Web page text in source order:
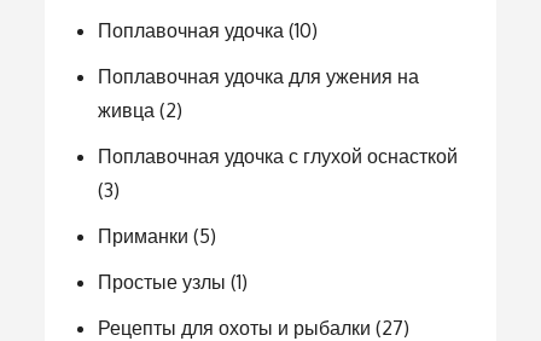
Поплавочная удочка (10)
Поплавочная удочка для ужения на
живца (2)
Поплавочная удочка с глухой оснасткой
(3)
Приманки (5)
Простые узлы (1)
Рецепты для охоты и рыбалки (27)